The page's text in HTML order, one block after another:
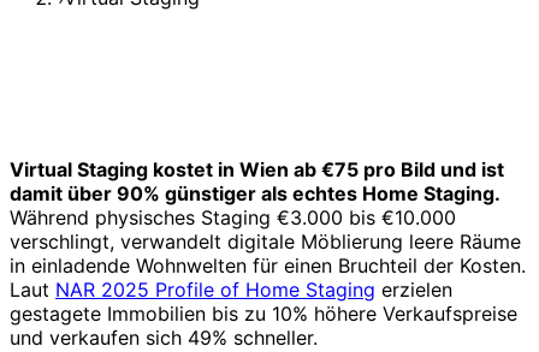
Virtual Staging kostet in Wien ab €75 pro Bild und ist
damit über 90% günstiger als echtes Home Staging.
Während physisches Staging €3.000 bis €10.000
verschlingt, verwandelt digitale Möblierung leere Räume
in einladende Wohnwelten für einen Bruchteil der Kosten.
Laut NAR 2025 Profile of Home Staging erzielen
gestagete Immobilien bis zu 10% höhere Verkaufspreise
und verkaufen sich 49% schneller.